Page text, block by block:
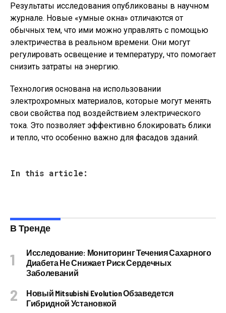
Результаты исследования опубликованы в научном
журнале. Новые «умные окна» отличаются от
обычных тем, что ими можно управлять с помощью
электричества в реальном времени. Они могут
регулировать освещение и температуру, что помогает
снизить затраты на энергию.
Технология основана на использовании
электрохромных материалов, которые могут менять
свои свойства под воздействием электрического
тока. Это позволяет эффективно блокировать блики
и тепло, что особенно важно для фасадов зданий.
In this article:
В Тренде
Исследование: Мониторинг Течения Сахарного
Диабета Не Снижает Риск Сердечных
Заболеваний
Новый Mitsubishi Evolution Обзаведется
Гибридной Установкой